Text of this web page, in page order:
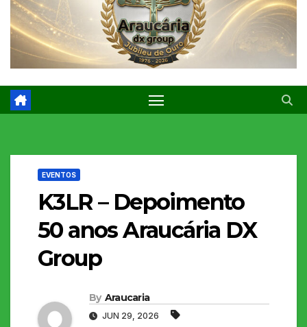
EVENTOS
K3LR – Depoimento
50 anos Araucária DX
Group
By Araucaria
JUN 29, 2026